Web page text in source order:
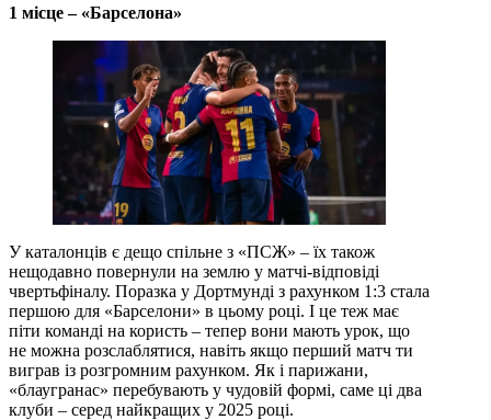
1 місце – «Барселона»
У каталонців є дещо спільне з «ПСЖ» – їх також
нещодавно повернули на землю у матчі-відповіді
чвертьфіналу. Поразка у Дортмунді з рахунком 1:3 стала
першою для «Барселони» в цьому році. І це теж має
піти команді на користь – тепер вони мають урок, що
не можна розслаблятися, навіть якщо перший матч ти
виграв із розгромним рахунком. Як і парижани,
«блаугранас» перебувають у чудовій формі, саме ці два
клуби – серед найкращих у 2025 році.